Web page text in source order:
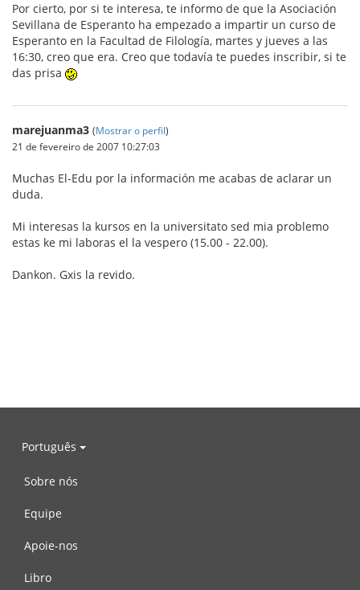
Por cierto, por si te interesa, te informo de que la Asociación
Sevillana de Esperanto ha empezado a impartir un curso de
Esperanto en la Facultad de Filología, martes y jueves a las
16:30, creo que era. Creo que todavía te puedes inscribir, si te
das prisa
marejuanma3 (Mostrar o perfil)
21 de fevereiro de 2007 10:27:03
Muchas El-Edu por la información me acabas de aclarar un
duda.
Mi interesas la kursos en la universitato sed mia problemo
estas ke mi laboras el la vespero (15.00 - 22.00).
Dankon. Gxis la revido.
Português
Sobre nós
Equipe
Apoie-nos
Libro